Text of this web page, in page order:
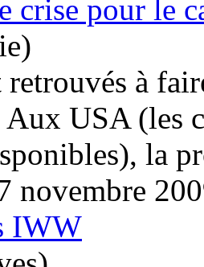
crise pour le
retrouvés à
USA (les
la
novembre
IWW